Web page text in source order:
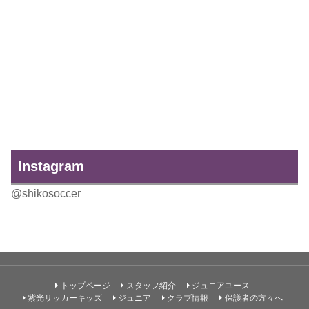
Instagram
@shikosoccer
トップページ スタッフ紹介
ジュニアユース
紫光サッカーキッズ
ジュニア クラブ情報 保護者の方々へ